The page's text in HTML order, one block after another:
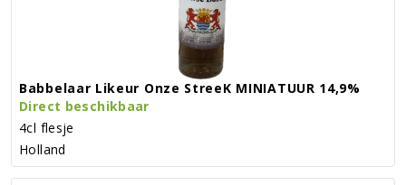
Babbelaar Likeur Onze StreeK MINIATUUR 14,9%
Direct beschikbaar
4cl flesje
Holland